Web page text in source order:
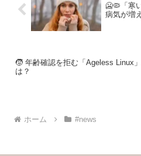
🥶🦠「寒
病気が増
🧒 年齢確認を拒む「Ageless Linux
は？
ホーム #news